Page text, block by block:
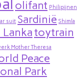
olifant Philipijnen
suit Sardinië Shimla
Lankatoytrain
Mother Theresa
Peace
Park